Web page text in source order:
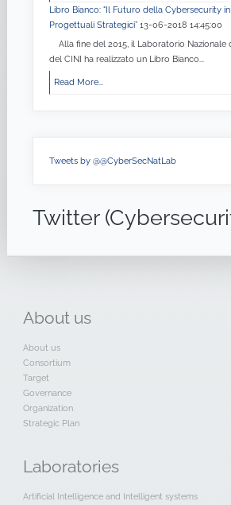
Libro Bianco: "Il Futuro della Cybersecurity
Progettuali Strategici” 13-06-2018 14:45:00
Alla fine del 2015, il Laboratorio Nazionale
del CINI ha realizzato un Libro Bianco...
Read More...
Tweets by @@CyberSecNatLab
Twitter
About us
About us
Consortium
Target
Governance
Organization
Strategic Plan
Laboratories
Artificial Intelligence and Intelligent systems